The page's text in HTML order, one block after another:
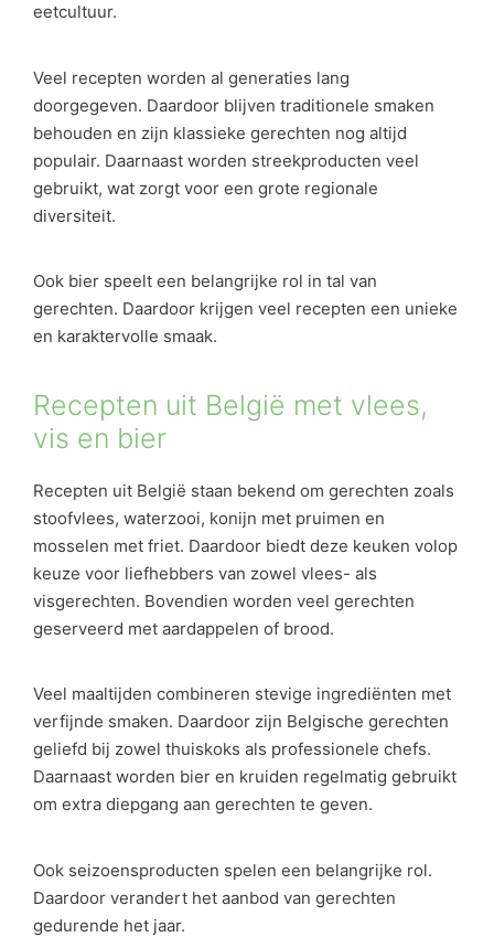
eetcultuur.
Veel recepten worden al generaties lang
doorgegeven. Daardoor blijven traditionele smaken
behouden en zijn klassieke gerechten nog altijd
populair. Daarnaast worden streekproducten veel
gebruikt, wat zorgt voor een grote regionale
diversiteit.
Ook bier speelt een belangrijke rol in tal van
gerechten. Daardoor krijgen veel recepten een unieke
en karaktervolle smaak.
Recepten uit België met vlees,
vis en bier
Recepten uit België staan bekend om gerechten zoals
stoofvlees, waterzooi, konijn met pruimen en
mosselen met friet. Daardoor biedt deze keuken volop
keuze voor liefhebbers van zowel vlees- als
visgerechten. Bovendien worden veel gerechten
geserveerd met aardappelen of brood.
Veel maaltijden combineren stevige ingrediënten met
verfijnde smaken. Daardoor zijn Belgische gerechten
geliefd bij zowel thuiskoks als professionele chefs.
Daarnaast worden bier en kruiden regelmatig gebruikt
om extra diepgang aan gerechten te geven.
Ook seizoensproducten spelen een belangrijke rol.
Daardoor verandert het aanbod van gerechten
gedurende het jaar.